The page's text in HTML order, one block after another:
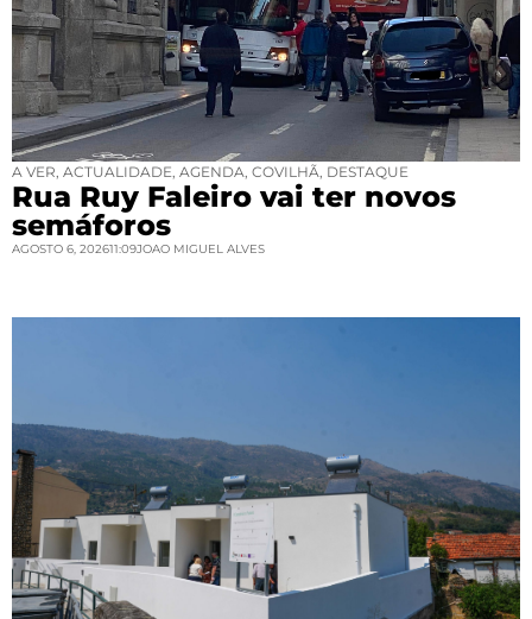
A VER, ACTUALIDADE, AGENDA, COVILHÃ, DESTAQUE
Rua Ruy Faleiro vai ter novos
semáforos
AGOSTO 6, 202611:09JOAO MIGUEL ALVES